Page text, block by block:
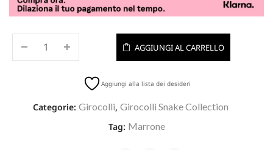
AGGIUNGI AL CARRELLO
Aggiungi alla lista dei desideri
Categorie: Girocolli, Girocolli Snake Collection
Tag: Marrone